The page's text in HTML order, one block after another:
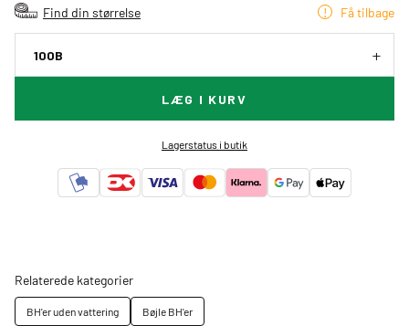
Find din størrelse Få tilbage
100B
LÆG I KURV
Lagerstatus i butik
Relaterede kategorier
BH'er uden vattering Bøjle BH'er